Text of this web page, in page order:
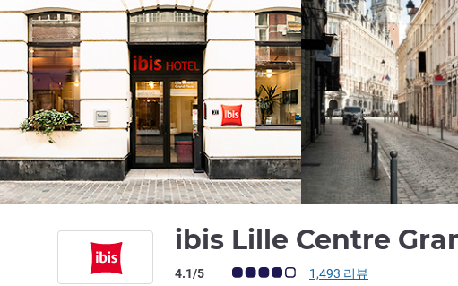
ibis Lille Centre
고객 평점 (ALL 평가)
4.1/5 1,493 리뷰